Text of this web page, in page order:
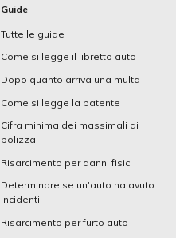
Guide
Tutte le guide
Come si legge il libretto auto
Dopo quanto arriva una multa
Come si legge la patente
Cifra minima dei massimali di
polizza
Risarcimento per danni fisici
Determinare se un'auto ha avuto
incidenti
Risarcimento per furto auto